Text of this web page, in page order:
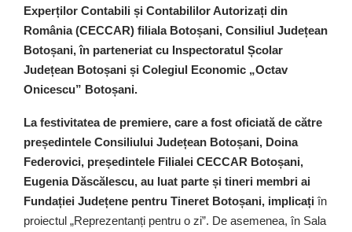
Experților Contabili și Contabililor Autorizați din
România (CECCAR) filiala Botoșani, Consiliul Județean
Botoșani, în parteneriat cu Inspectoratul Școlar
Județean Botoșani și Colegiul Economic „Octav
Onicescu” Botoșani.
La festivitatea de premiere, care a fost oficiată de către
președintele Consiliului Județean Botoșani, Doina
Federovici, președintele Filialei CECCAR Botoșani,
Eugenia Dăscălescu, au luat parte și tineri membri ai
Fundației Județene pentru Tineret Botoșani, implicați în
proiectul „Reprezentanți pentru o zi”. De asemenea, în Sala